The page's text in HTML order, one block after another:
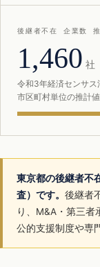
後継者不在 企業数
1,460 社
令和3年経済センサ
市区町村単位の推計値
東京都の後継者不
査）です。 後継者
り、M&A・第三者
公的支援制度や専